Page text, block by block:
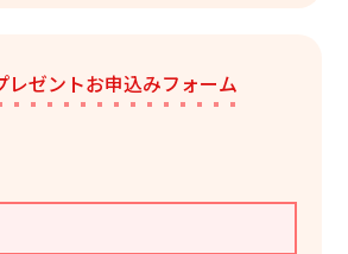
レゼントお申込みフォーム